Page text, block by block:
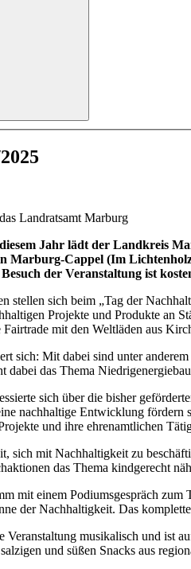
Landratsamt Marburg
Jahr lädt der Landkreis
Cappel (Im
der Veranstaltung ist
stellen sich beim „Tag der
Projekte und Produkte an
mit den Weltläden aus
sich: Mit dabei sind unter
dabei das Thema
sich über die bisher
nachhaltige Entwicklung fördern
und ihre ehrenamtlichen
sich mit Nachhaltigkeit zu
das Thema kindgerecht
mit einem Podiumsgespräch
der Nachhaltigkeit. Das
musikalisch und ist
und süßen Snacks aus